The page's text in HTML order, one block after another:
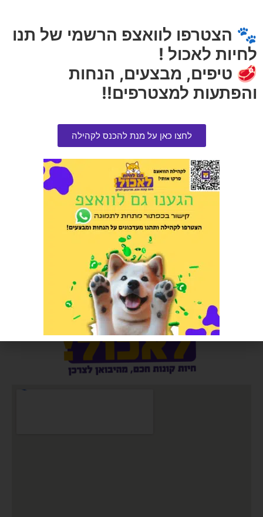
מבצע!
פרוטקטור קולר נגד קרציות
ופרעושים לכלב מעל 8 ק"ג
הרוויחו 8.50 נקודות ⭐
₪170.00
קילוגרם
הרוויחו 19.50 נקודות ⭐
390.00
🐾 הצטרפו לוואצפ הרשמי של תנו
לחיות לאכול !
🥩 טיפים, מבצעים, הנחות
והפתעות למצטרפים!!
לחצו כאן על מנת להכנס לקהילה